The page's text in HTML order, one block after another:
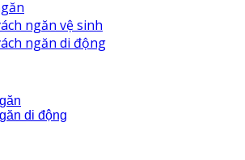
ngăn vệ sinh
ngăn di động
di động